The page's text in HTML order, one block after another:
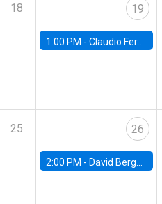
18 19
1:00 PM - Claudio Ferraz, British Columbia
25 26
2:00 PM - David Berger, Duke